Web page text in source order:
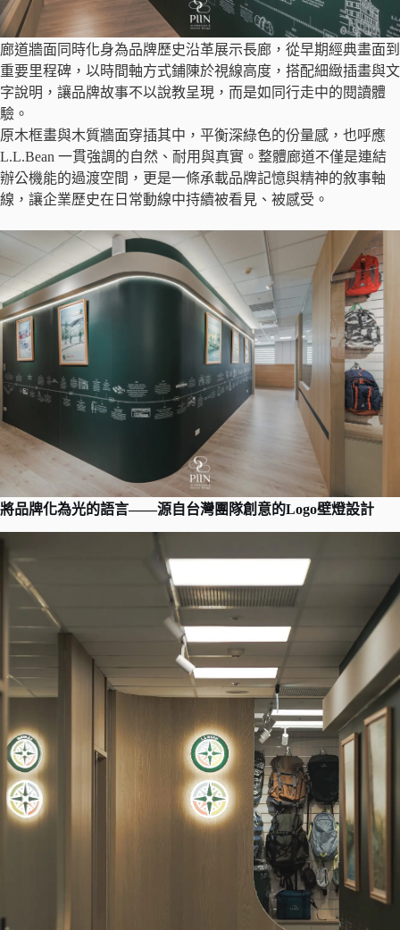
廊道牆面同時化身為品牌歷史沿革展示長廊，從早期經典畫面到
重要里程碑，以時間軸方式鋪陳於視線高度，搭配細緻插畫與文
字說明，讓品牌故事不以說教呈現，而是如同行走中的閱讀體
驗。
原木框畫與木質牆面穿插其中，平衡深綠色的份量感，也呼應
L.L.Bean 一貫強調的自然、耐用與真實。整體廊道不僅是連結
辦公機能的過渡空間，更是一條承載品牌記憶與精神的敘事軸
線，讓企業歷史在日常動線中持續被看見、被感受。
將品牌化為光的語言——源自台灣團隊創意的Logo壁燈設計